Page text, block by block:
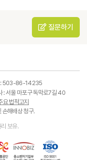
질문하기
: 503-86-14235
: 서울 마포구 독막로7길 40
요 법적고지
손해배상 청구.
보유.
중
소
벤
ISO9001